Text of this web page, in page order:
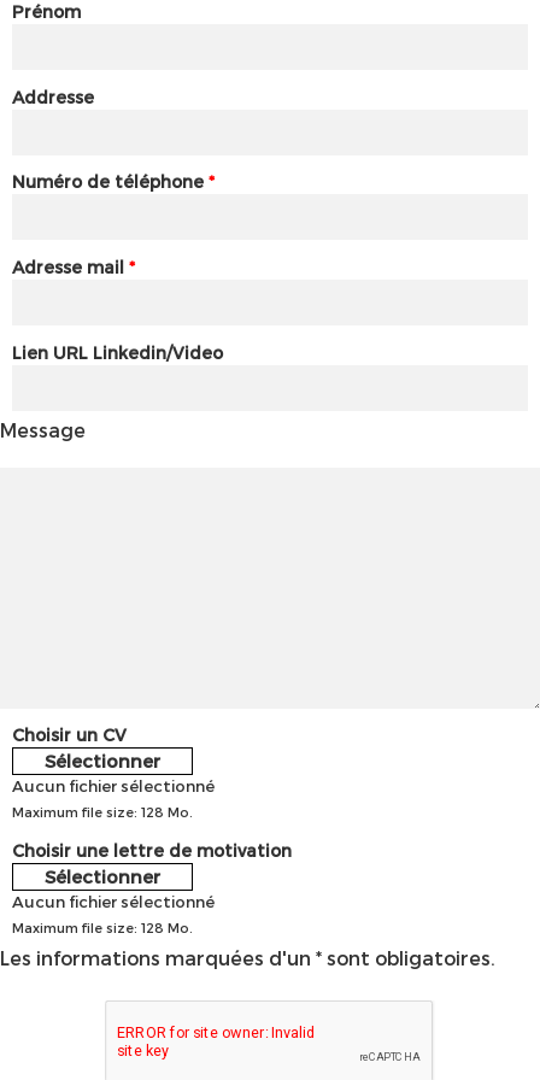
Prénom
Addresse
Numéro de téléphone *
Adresse mail *
Lien URL Linkedin/Video
Message
Choisir un CV
Sélectionner
Aucun fichier sélectionné
Maximum file size: 128 Mo.
Choisir une lettre de motivation
Sélectionner
Aucun fichier sélectionné
Maximum file size: 128 Mo.
Les informations marquées d'un * sont obligatoires.